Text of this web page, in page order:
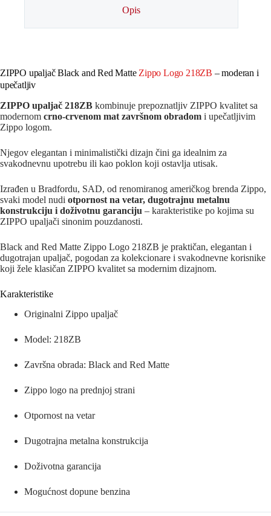
Opis
ZIPPO upaljač Black and Red Matte Zippo Logo 218ZB – moderan i
upečatljiv
ZIPPO upaljač 218ZB kombinuje prepoznatljiv ZIPPO kvalitet sa
modernom crno-crvenom mat završnom obradom i upečatljivim
Zippo logom.
Njegov elegantan i minimalistički dizajn čini ga idealnim za
svakodnevnu upotrebu ili kao poklon koji ostavlja utisak.
Izrađen u Bradfordu, SAD, od renomiranog američkog brenda Zippo,
svaki model nudi otpornost na vetar, dugotrajnu metalnu
konstrukciju i doživotnu garanciju – karakteristike po kojima su
ZIPPO upaljači sinonim pouzdanosti.
Black and Red Matte Zippo Logo 218ZB je praktičan, elegantan i
dugotrajan upaljač, pogodan za kolekcionare i svakodnevne korisnike
koji žele klasičan ZIPPO kvalitet sa modernim dizajnom.
Karakteristike
Originalni Zippo upaljač
Model: 218ZB
Završna obrada: Black and Red Matte
Zippo logo na prednjoj strani
Otpornost na vetar
Dugotrajna metalna konstrukcija
Doživotna garancija
Mogućnost dopune benzina